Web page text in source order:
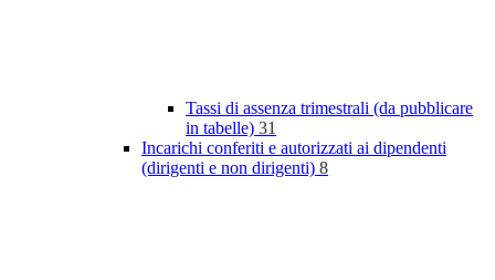
Tassi di assenza trimestrali (da pubblicare
in tabelle) 31
Incarichi conferiti e autorizzati ai dipendenti
(dirigenti e non dirigenti) 8